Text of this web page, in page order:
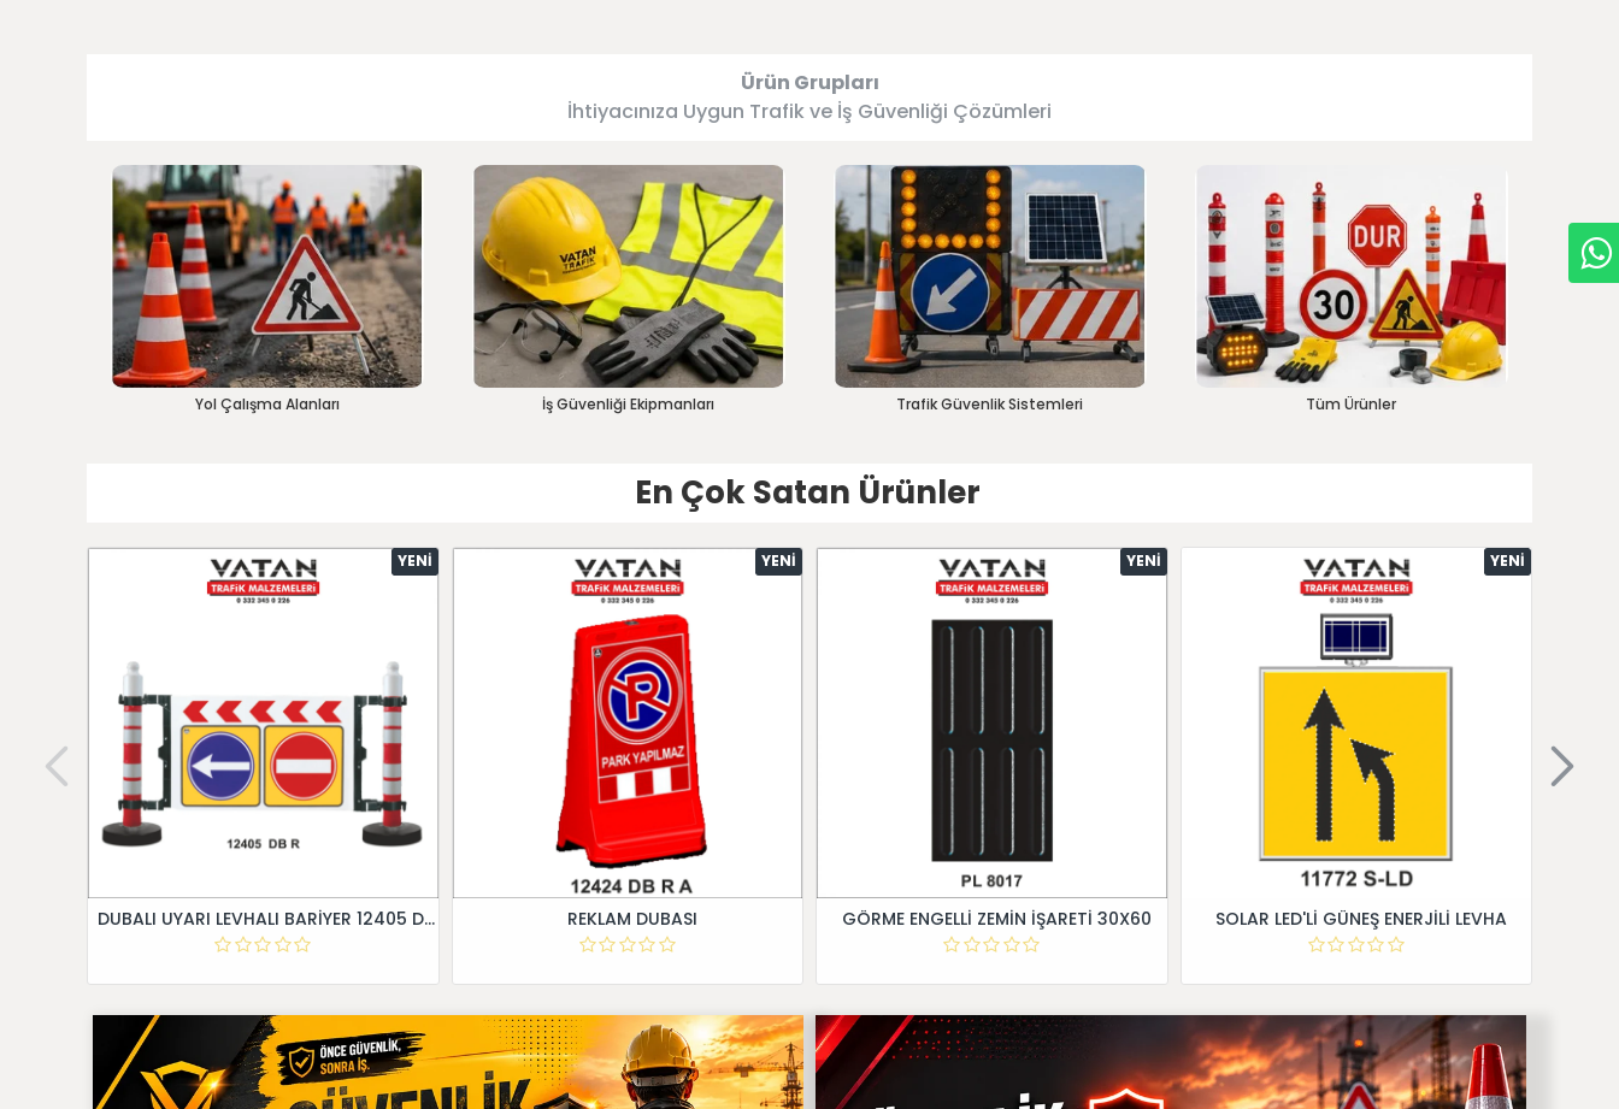
Ürün Grupları
İhtiyacınıza Uygun Trafik ve İş Güvenliği Çözümleri
Yol Çalışma Alanları İş Güvenliği Ekipmanları Trafik Güvenlik Sistemleri Tüm Ürünler
En Çok Satan Ürünler
YENI
DUBALI UYARI LEVHALI BARİYER 12405 DB R
YENI
REKLAM DUBASI
YENI
GÖRME ENGELLİ ZEMİN İŞARETİ 30X60
YENI
SOLAR LED'Lİ GÜNEŞ ENERJİLİ LEVHA